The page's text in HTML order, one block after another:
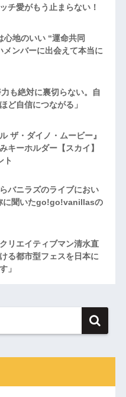
チ愛がもう止まらない！
地のいい “運命共同
メンバーに出会えて本当に
も絶対に裏切らない。自
ど自信につながる」
ザ・ダイノ・ムービー』
キーホルダー【スカイ】
ト
バニラズのライブにおい
に聞いたgo!go!vanillasの
リエイティブマン清水直
る都市型フェスを日本に
」